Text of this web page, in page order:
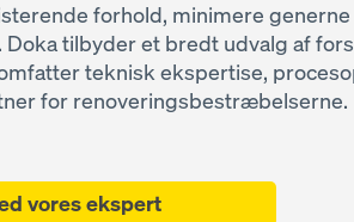
forhold, minimere
tilbyder et bredt udvalg af
teknisk ekspertise,
for renoveringsbestræbelserne.
vores ekspert